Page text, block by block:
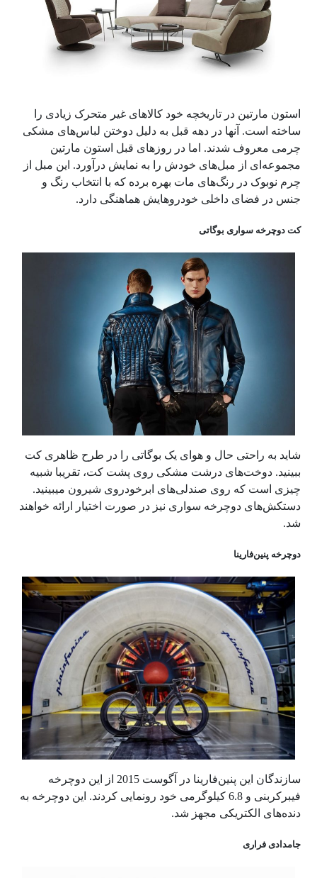
استون مارتین در تاریخچه خود کالاهای غیر متحرک زیادی را
ساخته است. آنها در دهه قبل به دلیل دوختن لباس‌های مشکی
چرمی معروف شدند. اما در روزهای قبل استون مارتین
مجموعه‌ای از مبل‌های خودش را به نمایش درآورد. این مبل از
چرم نوبوک در رنگ‌های مات بهره برده که با انتخاب رنگ و
جنس در فضای داخلی خودروهایش هماهنگی دارد.
کت دوچرخه سواری بوگاتی
شاید به راحتی حال و هوای یک بوگاتی را در طرح ظاهری کت
ببینید. دوخت‌های درشت مشکی روی پشت کت، تقریبا شبیه
چیزی است که روی صندلی‌های ابرخودروی شیرون میبینید.
دستکش‌های دوچرخه سواری نیز در صورت اختیار ارائه خواهند
شد.
دوچرخه پنین‌فارینا
سازندگان این پنین‌فارینا در آگوست 2015 از این دوچرخه
فیبرکربنی و 6.8 کیلوگرمی خود رونمایی کردند. این دوچرخه به
دنده‌های الکتریکی مجهز شد.
جامدادی فراری